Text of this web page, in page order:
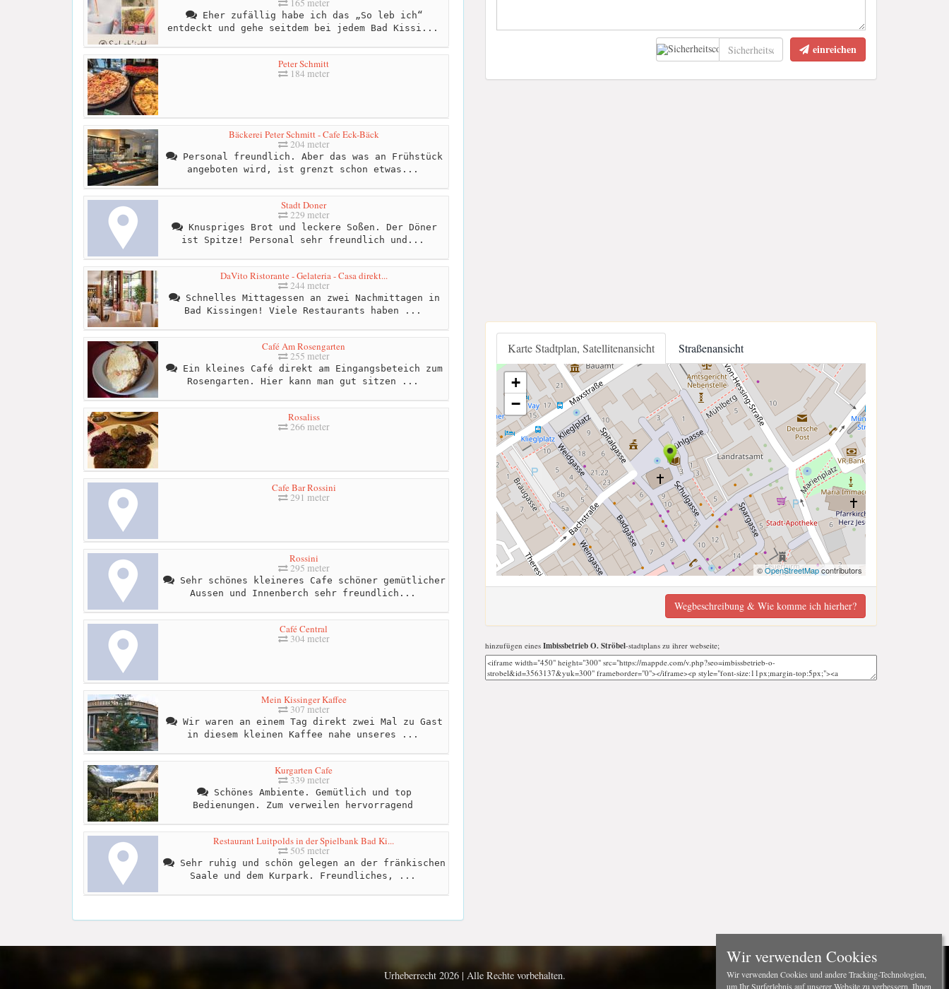
Eher zufällig habe ich das „So leb ich“
entdeckt und gehe seitdem bei jedem Bad Kissi...
Peter Schmitt
184 meter
Bäckerei Peter Schmitt - Cafe Eck-Bäck
204 meter
Personal freundlich. Aber das was an Frühstück
angeboten wird, ist grenzt schon etwas...
Stadt Doner
229 meter
Knuspriges Brot und leckere Soßen. Der Döner
ist Spitze! Personal sehr freundlich und...
DaVito Ristorante - Gelateria - Casa direkt...
244 meter
Schnelles Mittagessen an zwei Nachmittagen in
Bad Kissingen! Viele Restaurants haben ...
Café Am Rosengarten
255 meter
Ein kleines Café direkt am Eingangsbeteich zum
Rosengarten. Hier kann man gut sitzen ...
Rosaliss
266 meter
Cafe Bar Rossini
291 meter
Rossini
295 meter
Sehr schönes kleineres Cafe schöner gemütlicher
Aussen und Innenberch sehr freundlich...
Café Central
304 meter
Mein Kissinger Kaffee
307 meter
Wir waren an einem Tag direkt zwei Mal zu Gast
in diesem kleinen Kaffee nahe unseres ...
Kurgarten Cafe
339 meter
Schönes Ambiente. Gemütlich und top
Bedienungen. Zum verweilen hervorragend
Restaurant Luitpolds in der Spielbank Bad Ki...
505 meter
Sehr ruhig und schön gelegen an der fränkischen
Saale und dem Kurpark. Freundliches, ...
einreichen
Karte Stadtplan, Satellitenansicht Straßenansicht
+
−
©OpenStreetMapcontributors
Wegbeschreibung & Wie komme ich hierher?
hinzufügen eines Imbissbetrieb O. Ströbel-stadtplans zu ihrer webseite;
Urheberrecht 2026 | Alle Rechte vorbehalten.
Wir verwenden Cookies
Wir verwenden Cookies und andere Tracking-Technologien,
um Ihr Surferlebnis auf unserer Website zu verbessern, Ihnen